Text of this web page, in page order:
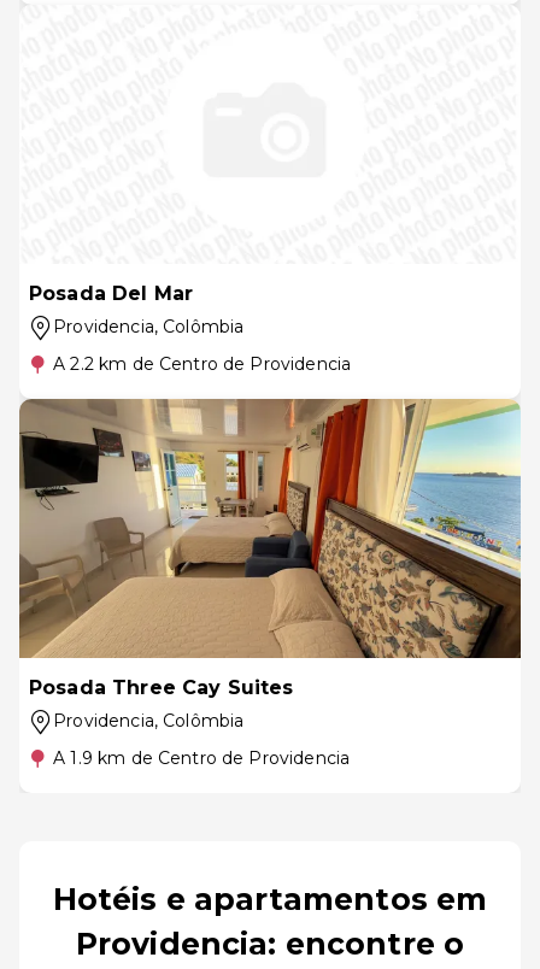
Posada Del Mar
Providencia, Colômbia
A 2.2 km de Centro de Providencia
Posada Three Cay Suites
Providencia, Colômbia
A 1.9 km de Centro de Providencia
Hotéis e apartamentos em
Providencia: encontre o